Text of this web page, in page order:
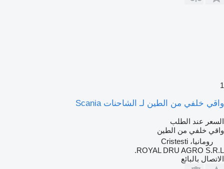
1
واقي خلفي من الطين لـ الشاحنات Scania
السعر عند الطلب
واقي خلفي من الطين
رومانيا، Cristesti
ROYAL DRU AGRO S.R.L.
الاتصال بالبائع